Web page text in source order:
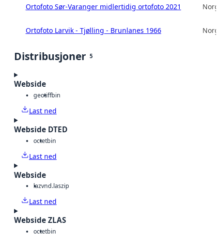
Ortofoto Sør-Varanger midlertidig ortofoto 2021
Ortofoto Larvik - Tjølling - Brunlanes 1966
Distribusjoner 5
Webside
geotiffbin
Last ned
Webside DTED
octetbin
Last ned
Webside
lazvnd.laszip
Last ned
Webside ZLAS
octetbin